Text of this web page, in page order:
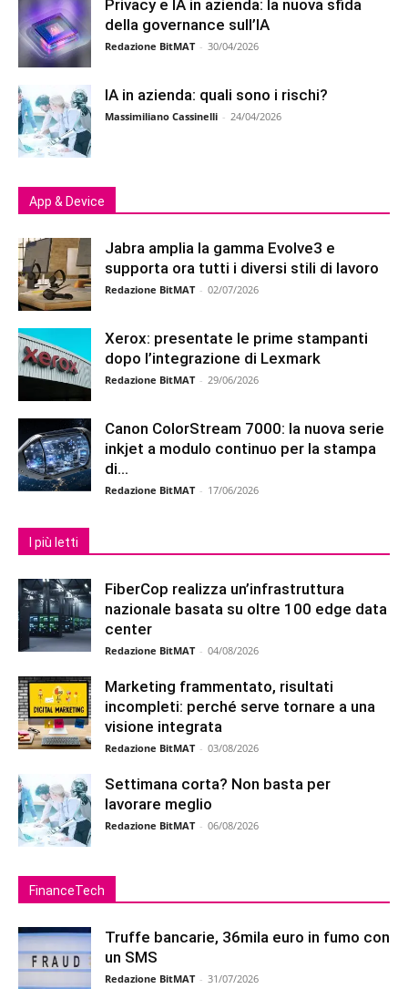
Privacy e IA in azienda: la nuova sfida
della governance sull’IA
Redazione BitMAT - 30/04/2026
IA in azienda: quali sono i rischi?
Massimiliano Cassinelli - 24/04/2026
App & Device
Jabra amplia la gamma Evolve3 e
supporta ora tutti i diversi stili di lavoro
Redazione BitMAT - 02/07/2026
Xerox: presentate le prime stampanti
dopo l’integrazione di Lexmark
Redazione BitMAT - 29/06/2026
Canon ColorStream 7000: la nuova serie
inkjet a modulo continuo per la stampa
di...
Redazione BitMAT - 17/06/2026
I più letti
FiberCop realizza un’infrastruttura
nazionale basata su oltre 100 edge data
center
Redazione BitMAT - 04/08/2026
Marketing frammentato, risultati
incompleti: perché serve tornare a una
visione integrata
Redazione BitMAT - 03/08/2026
Settimana corta? Non basta per
lavorare meglio
Redazione BitMAT - 06/08/2026
FinanceTech
Truffe bancarie, 36mila euro in fumo con
un SMS
Redazione BitMAT - 31/07/2026